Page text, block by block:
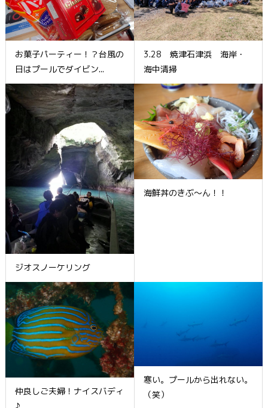
お菓子パーティー！？台風の
日はプールでダイビン...
3.28 焼津石津浜 海岸・
海中清掃
ジオスノーケリング
海鮮丼のきぶ～ん！！
仲良しご夫婦！ナイスバディ
寒い。プールから出れない。
（笑）